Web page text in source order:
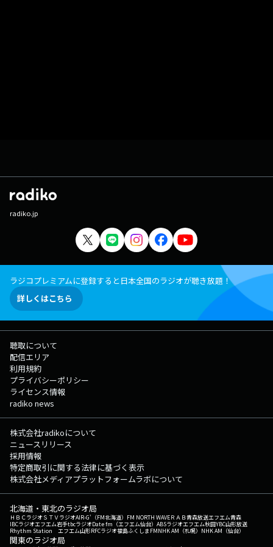
radiko.jp
ラジコプレミアムに登録すると日本全国のラジオが聴き放題！
詳しくはこちら
聴取について
配信エリア
利用規約
プライバシーポリシー
ライセンス情報
radiko news
株式会社radikoについて
ニュースリリース
採用情報
特定商取引に関する法律に基づく表示
株式会社メディアプラットフォームラボについて
北海道・東北のラジオ局
ＨＢＣラジオＳＴＶラジオAIR-G'（FM北海道） FM NORTH WAVEＲＡＢ青森放送エフエム青森
IBCラジオエフエム岩手tbcラジオDate fm（エフエム仙台） ABSラジオエフエム秋田YBC山形放送
Rhythm Station エフエム山形RFCラジオ福島ふくしまFMNHK AM（札幌） NHK AM（仙台）
関東のラジオ局